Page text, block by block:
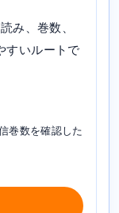
み、巻数、
すいルートで
巻数を確認した